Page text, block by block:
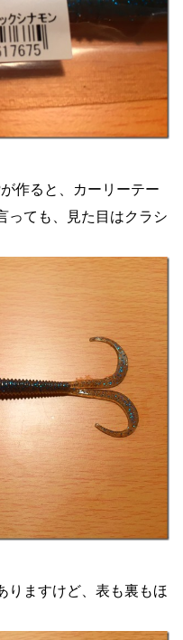
作ると、カーリーテー
っても、見た目はクラシ
りますけど、表も裏もほ